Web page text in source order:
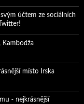
účtem ze sociálních
Kambodža
místo Irska
- nejkrásnější